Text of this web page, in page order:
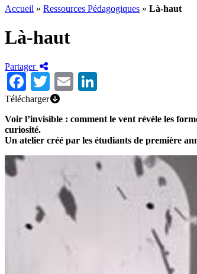
Accueil » Ressources Pédagogiques » Là-haut
Là-haut
Partager
Facebook
TwitterEmail
Télécharger
Voir l’invisible : comment le vent révèle les
curiosité.
Un atelier créé par les étudiants de première